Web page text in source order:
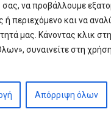
να προβάλλουμε
ή περιεχόμενο και να
μας. Κάνοντας κλικ
συναινείτε στη
Απόρριψη όλων
Κέντρο
ΜΟΝΑΔΑ
e-mail: